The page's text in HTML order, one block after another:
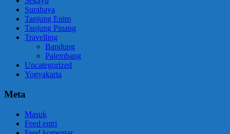
Surabaya
Tanjung Enim
Tanjung Pinang
Travelling
Bandung
Palembang
Uncategorized
Yogyakarta
Meta
Masuk
Feed entri